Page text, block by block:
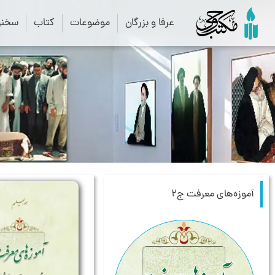
عرفا و بزرگان موضوعات کتاب
آموزه‌های معرفت ج۲